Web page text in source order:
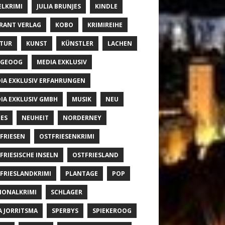
JULIA BRUNJES KINDLE
VERLAG KOBO KRIMIREIHE
KUNST KÜNSTLER LACHEN
MEDIA EXKLUSIV
EXKLUSIV ERFAHRUNGEN
EXKLUSIV GMBH MUSIK NEU
NEUHEIT NORDERNEY
OSTFRIESENKRIMI
INSELN OSTFRIESLAND
PLANTAGE POP
SCHLAGER
JORRITSMA SPERBYS SPIEKEROOG